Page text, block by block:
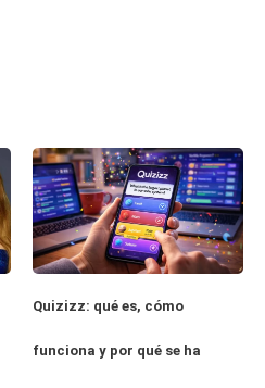
Quizizz: qué es, cómo
funciona y por qué se ha